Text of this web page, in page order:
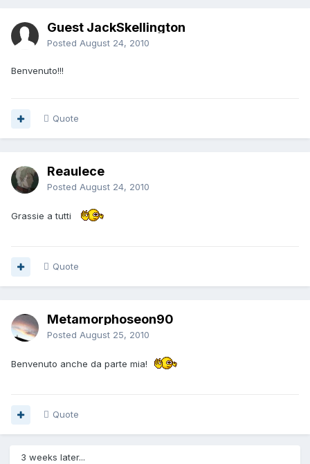
Guest JackSkellington
Posted August 24, 2010
Benvenuto!!!
Quote
Reaulece
Posted August 24, 2010
Grassie a tutti
Quote
Metamorphoseon90
Posted August 25, 2010
Benvenuto anche da parte mia!
Quote
3 weeks later...